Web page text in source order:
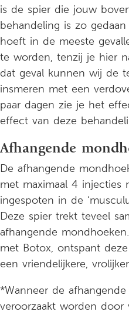
is de spier die jouw
behandeling is zo
hoeft in de meeste
te worden, tenzij je hier
dat geval kunnen wij de
insmeren met een
paar dagen zie je het
effect van deze
Afhangende
De afhangende
met maximaal 4 injecties
ingespoten in de
Deze spier trekt teveel
afhangende
met Botox, ontspant
een vriendelijkere,
*Wanneer de
veroorzaakt worden door